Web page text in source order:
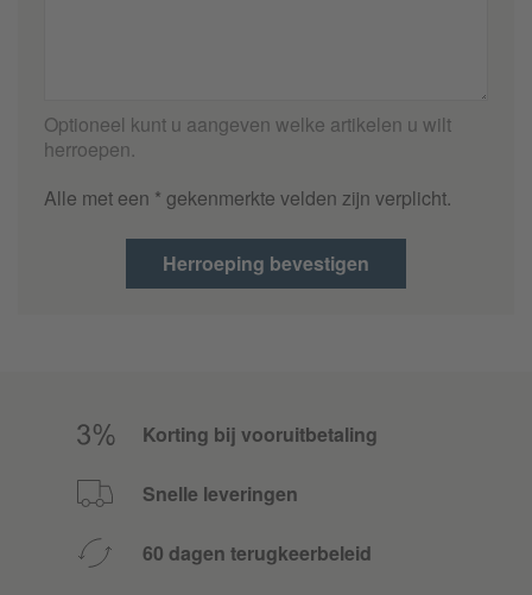
Optioneel kunt u aangeven welke artikelen u wilt
herroepen.
Alle met een * gekenmerkte velden zijn verplicht.
Herroeping bevestigen
Korting bij vooruitbetaling
Snelle leveringen
60 dagen terugkeerbeleid